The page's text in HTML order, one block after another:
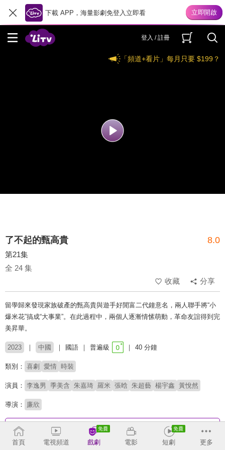
下載 APP，海量影劇免登入立即看
登入 / 註冊
「頻道+看片」每月只要 $199？
了不起的甄高貴 8.0
第21集
全 24 集
收藏
分享
留學歸來發現家族破產的甄高貴與遊手好閒富二代鐘意名，兩人聯手將“小
爆米花”搞成“大事業”。在此過程中，兩個人逐漸情愫萌動，革命友誼得到完
美昇華。
2023 中國 國語 普遍級 40 分鐘
類別： 喜劇 愛情 時裝
演員： 李逸男 季美含 朱嘉琦 羅米 張晗 朱超藝 楊宇鑫 黃悅然
導演： 廉欣
收回
首頁
電視頻道 戲劇 電影 短劇 更多